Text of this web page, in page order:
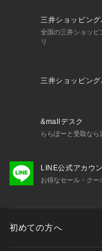
三井ショッピング
全国の三井ショッピ
リ
三井ショッピング
&mallデスク
ららぽーと受取なら
LINE公式アカウ
お得なセール・クー
初めての方へ